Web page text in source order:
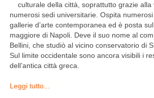
culturale della città, soprattutto grazie alla
numerosi sedi universitarie. Ospita
gallerie d’arte contemporanea ed è posta
maggiore di Napoli. Deve il suo nome al
Bellini, che studiò al vicino conservatorio di
Sul limite occidentale sono ancora visibili i
dell’antica città greca.
Leggi tutto...